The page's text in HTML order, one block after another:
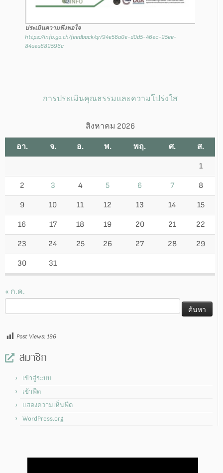
ประเมินความพึงพอใจ
https://info.go.th/feedback/qr/94e56a0e-d0d5-46ec-95ee-
84aea889596c
การประเมินคุณธรรมและความโปร่งใส
สิงหาคม 2026
อา. จ. อ. พ. พฤ. ศ. ส.
1
2 3 4 5 6 7 8
9 10 11 12 13 14 15
16 17 18 19 20 21 22
23 24 25 26 27 28 29
30 31
« ก.ค.
สำหรับ:
Post Views: 196
สมาชิก
เข้าสู่ระบบ
เข้าฟีด
แสดงความเห็นฟีด
WordPress.org